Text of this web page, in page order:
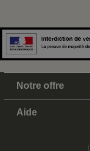
Notre offre
Aide